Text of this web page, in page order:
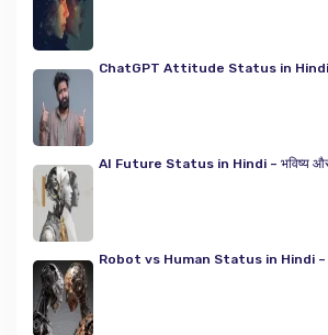
ChatGPT Attitude Status in Hindi –
AI Future Status in Hindi – भविष्य
Robot vs Human Status in Hindi –